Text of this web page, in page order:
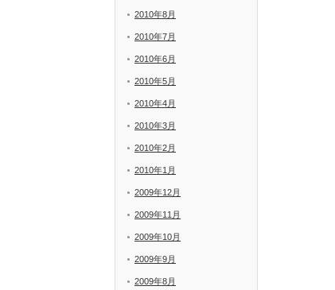
2010年8月
2010年7月
2010年6月
2010年5月
2010年4月
2010年3月
2010年2月
2010年1月
2009年12月
2009年11月
2009年10月
2009年9月
2009年8月